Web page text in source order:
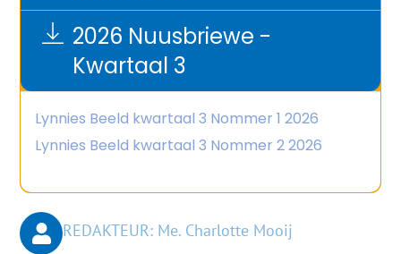
2026 Nuusbriewe -
Kwartaal 3
Lynnies Beeld kwartaal 3 Nommer 1 2026
Lynnies Beeld kwartaal 3 Nommer 2 2026
REDAKTEUR: Me. Charlotte Mooij